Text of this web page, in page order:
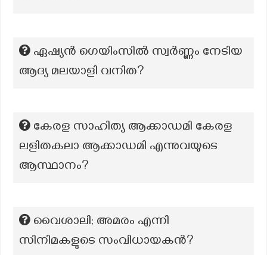
ഏഷ്യൻ ഗെയിംസിൽ സ്വർണ്ണം നേടിയ
ആദ്യ മലയാളി വനിത?
കേരള സാഹിത്യ ആക്കാഡമി കേരള
ലളിതകലാ ആക്കാഡമി എന്നുവയുടെ
ആസ്ഥാനം?
വൈശാലി; അമരം എന്നി
സിനിമകളുടെ സംവിധായകൻ?